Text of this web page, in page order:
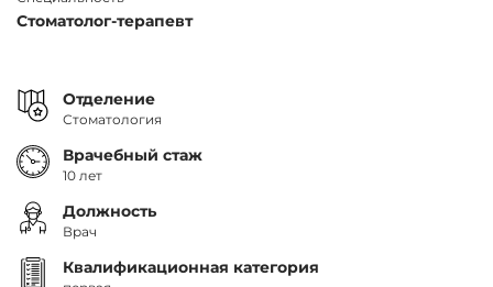
Стоматолог-терапевт
Отделение
Стоматология
Врачебный стаж
10 лет
Должность
Врач
Квалификационная категория